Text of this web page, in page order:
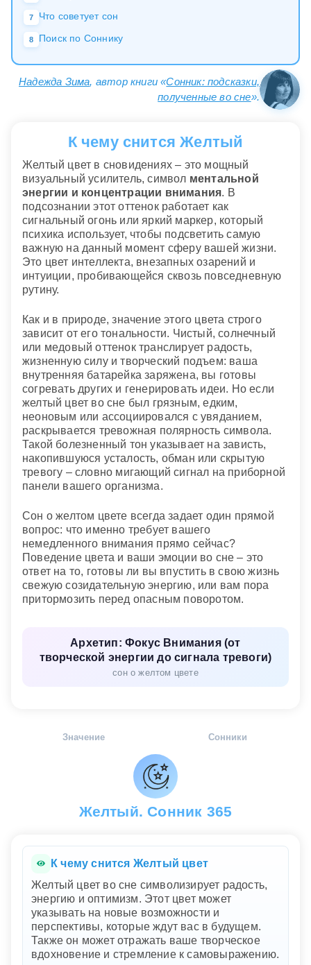
7 Что советует сон
8 Поиск по Соннику
Надежда Зима, автор книги «Сонник: подсказки,
полученные во сне».
К чему снится Желтый
Желтый цвет в сновидениях – это мощный
визуальный усилитель, символ ментальной
энергии и концентрации внимания. В
подсознании этот оттенок работает как
сигнальный огонь или яркий маркер, который
психика использует, чтобы подсветить самую
важную на данный момент сферу вашей жизни.
Это цвет интеллекта, внезапных озарений и
интуиции, пробивающейся сквозь повседневную
рутину.
Как и в природе, значение этого цвета строго
зависит от его тональности. Чистый, солнечный
или медовый оттенок транслирует радость,
жизненную силу и творческий подъем: ваша
внутренняя батарейка заряжена, вы готовы
согревать других и генерировать идеи. Но если
желтый цвет во сне был грязным, едким,
неоновым или ассоциировался с увяданием,
раскрывается тревожная полярность символа.
Такой болезненный тон указывает на зависть,
накопившуюся усталость, обман или скрытую
тревогу – словно мигающий сигнал на приборной
панели вашего организма.
Сон о желтом цвете всегда задает один прямой
вопрос: что именно требует вашего
немедленного внимания прямо сейчас?
Поведение цвета и ваши эмоции во сне – это
ответ на то, готовы ли вы впустить в свою жизнь
свежую созидательную энергию, или вам пора
притормозить перед опасным поворотом.
Архетип: Фокус Внимания (от
творческой энергии до сигнала тревоги)
сон о желтом цвете
Значение Сонники
Желтый. Сонник 365
К чему снится Желтый цвет
Желтый цвет во сне символизирует радость,
энергию и оптимизм. Этот цвет может
указывать на новые возможности и
перспективы, которые ждут вас в будущем.
Также он может отражать ваше творческое
вдохновение и стремление к самовыражению.